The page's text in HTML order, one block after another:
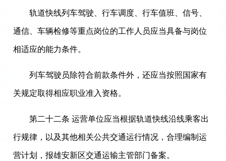
轨道快线列车驾驶、行车调度、行车值班、信号、
通信、车辆检修等重点岗位的工作人员应当具备与岗位
相适应的能力条件。
列车驾驶员除符合前款条件外，还应当按照国家有
关规定取得相应职业准入资格。
第二十二条 运营单位应当根据轨道快线沿线乘客出
行规律，以及其他相关公共交通运行情况，合理编制运
营计划，报雄安新区交通运输主管部门备案。